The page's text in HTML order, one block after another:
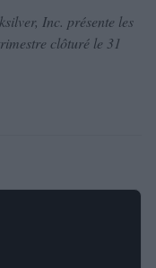
Inc. présente les
clôturé le 31